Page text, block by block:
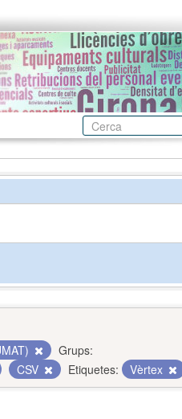
Grups:
CSV Etiquetes: Vèrtex